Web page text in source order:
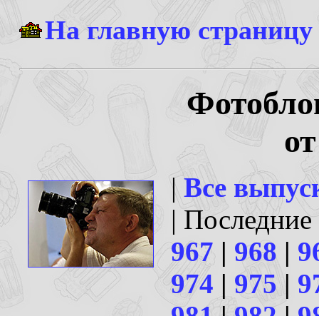
На главную
| Все
|
967 | 968 |
974 | 975 |